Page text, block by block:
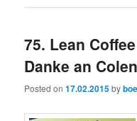
75. Lean
Danke an
Posted on17.02.2015by